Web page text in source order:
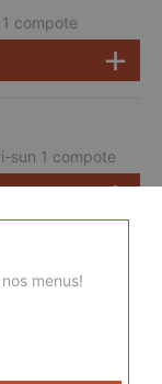
compote
sun 1 compote
menus!